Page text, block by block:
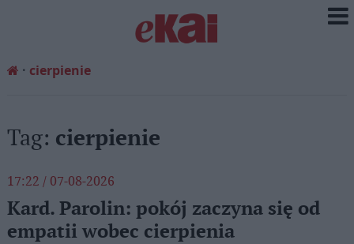
cierpienie
Tag: cierpienie
17:22 / 07-08-2026
Kard. Parolin: pokój zaczyna się od
empatii wobec cierpienia